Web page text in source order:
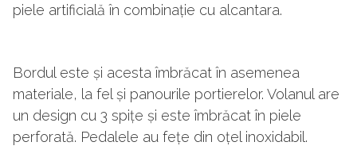
piele artificială în combinație cu alcantara.
Bordul este și acesta îmbrăcat în asemenea
materiale, la fel și panourile portierelor. Volanul are
un design cu 3 spițe și este îmbrăcat în piele
perforată. Pedalele au fețe din oțel inoxidabil.